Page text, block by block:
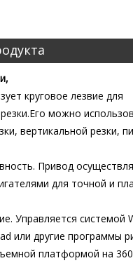
круговое лезвие для
можно
вертикальной резки,
Привод
для точной и
Управляется системой
или другие программы
платформой на 360